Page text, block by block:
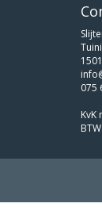
075
KvK